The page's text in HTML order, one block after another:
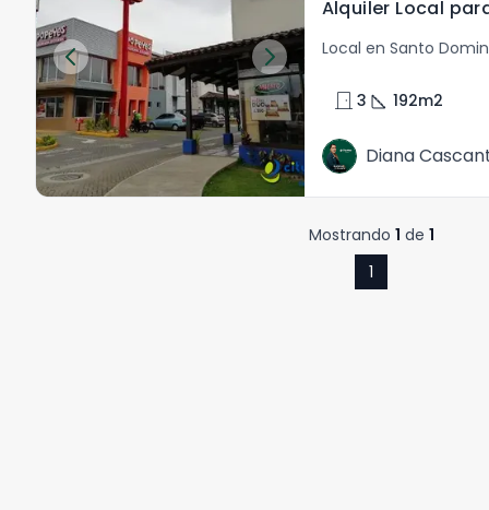
Local en Santo
door_front 3 square_foot 192m2
Diana
Mostrando 1 de 1
1